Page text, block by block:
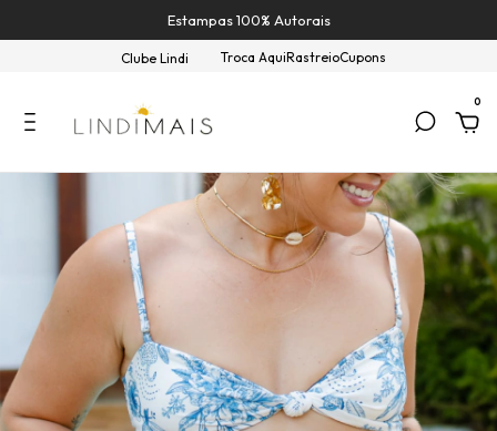
Estampas 100% Autorais
Clube Lindi Troca AquiRastreioCupons
0